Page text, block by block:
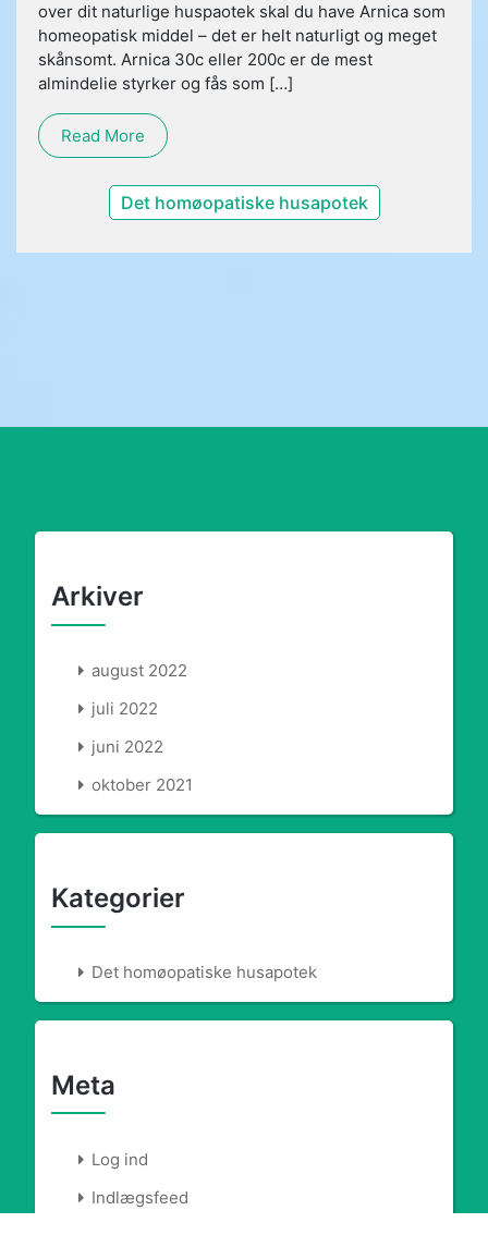
over dit naturlige huspaotek skal du have Arnica som
homeopatisk middel – det er helt naturligt og meget
skånsomt. Arnica 30c eller 200c er de mest
almindelie styrker og fås som […]
Read More
Det homøopatiske husapotek
Arkiver
august 2022
juli 2022
juni 2022
oktober 2021
Kategorier
Det homøopatiske husapotek
Meta
Log ind
Indlægsfeed